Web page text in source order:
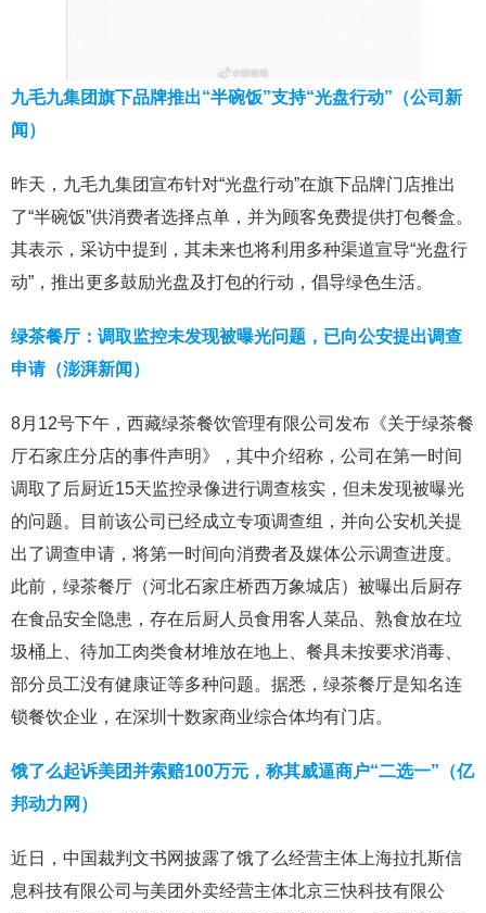
九毛九集团旗下品牌推出“半碗饭”支持“光盘行动”（公司新
闻）
昨天，九毛九集团宣布针对“光盘行动”在旗下品牌门店推出
了“半碗饭”供消费者选择点单，并为顾客免费提供打包餐盒。
其表示，采访中提到，其未来也将利用多种渠道宣导“光盘行
动”，推出更多鼓励光盘及打包的行动，倡导绿色生活。
绿茶餐厅：调取监控未发现被曝光问题，已向公安提出调查
申请（澎湃新闻）
8月12号下午，西藏绿茶餐饮管理有限公司发布《关于绿茶餐
厅石家庄分店的事件声明》，其中介绍称，公司在第一时间
调取了后厨近15天监控录像进行调查核实，但未发现被曝光
的问题。目前该公司已经成立专项调查组，并向公安机关提
出了调查申请，将第一时间向消费者及媒体公示调查进度。
此前，绿茶餐厅（河北石家庄桥西万象城店）被曝出后厨存
在食品安全隐患，存在后厨人员食用客人菜品、熟食放在垃
圾桶上、待加工肉类食材堆放在地上、餐具未按要求消毒、
部分员工没有健康证等多种问题。据悉，绿茶餐厅是知名连
锁餐饮企业，在深圳十数家商业综合体均有门店。
饿了么起诉美团并索赔100万元，称其威逼商户“二选一”（亿
邦动力网）
近日，中国裁判文书网披露了饿了么经营主体上海拉扎斯信
息科技有限公司与美团外卖经营主体北京三快科技有限公